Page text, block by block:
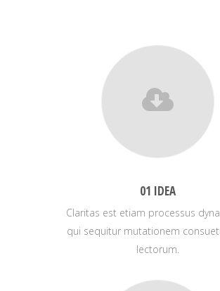
01 IDEA
Claritas est etiam processus
qui sequitur mutationem
lectorum.